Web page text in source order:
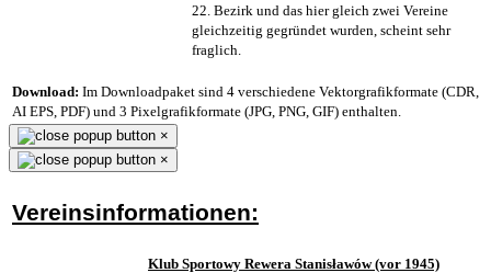
22. Bezirk und das hier gleich zwei Vereine
gleichzeitig gegründet wurden, scheint sehr
fraglich.
Download: Im Downloadpaket sind 4 verschiedene Vektorgrafikformate (CDR,
AI EPS, PDF) und 3 Pixelgrafikformate (JPG, PNG, GIF) enthalten.
×
×
Vereinsinformationen:
Klub Sportowy Rewera Stanisławów (vor 1945)